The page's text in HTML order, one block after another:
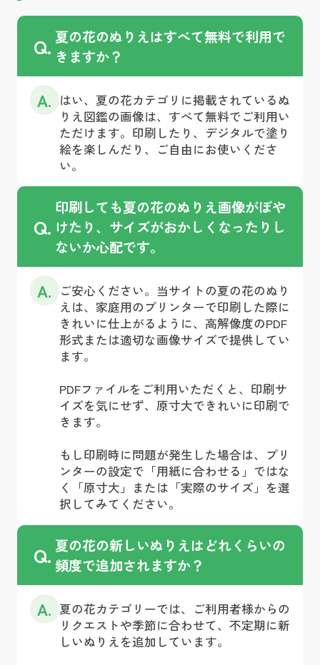
Q. 夏の花のぬりえはすべて無料で利用で
きますか？
A. はい、夏の花カテゴリに掲載されているぬ
りえ図鑑の画像は、すべて無料でご利用い
ただけます。印刷したり、デジタルで塗り
絵を楽しんだり、ご自由にお使いくださ
い。
Q.
印刷しても夏の花のぬりえ画像がぼや
けたり、サイズがおかしくなったりし
ないか心配です。
A.
ご安心ください。当サイトの夏の花のぬり
えは、家庭用のプリンターで印刷した際に
きれいに仕上がるように、高解像度のPDF
形式または適切な画像サイズで提供してい
ます。
PDFファイルをご利用いただくと、印刷サ
イズを気にせず、原寸大できれいに印刷で
きます。
もし印刷時に問題が発生した場合は、プリ
ンターの設定で「用紙に合わせる」ではな
く「原寸大」または「実際のサイズ」を選
択してみてください。
Q. 夏の花の新しいぬりえはどれくらいの
頻度で追加されますか？
A. 夏の花カテゴリーでは、ご利用者様からの
リクエストや季節に合わせて、不定期に新
しいぬりえを追加しています。